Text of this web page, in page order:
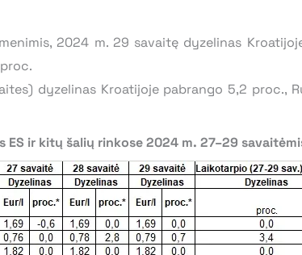
2024 m. 29 savaitę dyzelinas
dyzelinas Kroatijoje pabrango 5,2 proc.,
ES ir kitų šalių rinkose 2024 m. 27–29